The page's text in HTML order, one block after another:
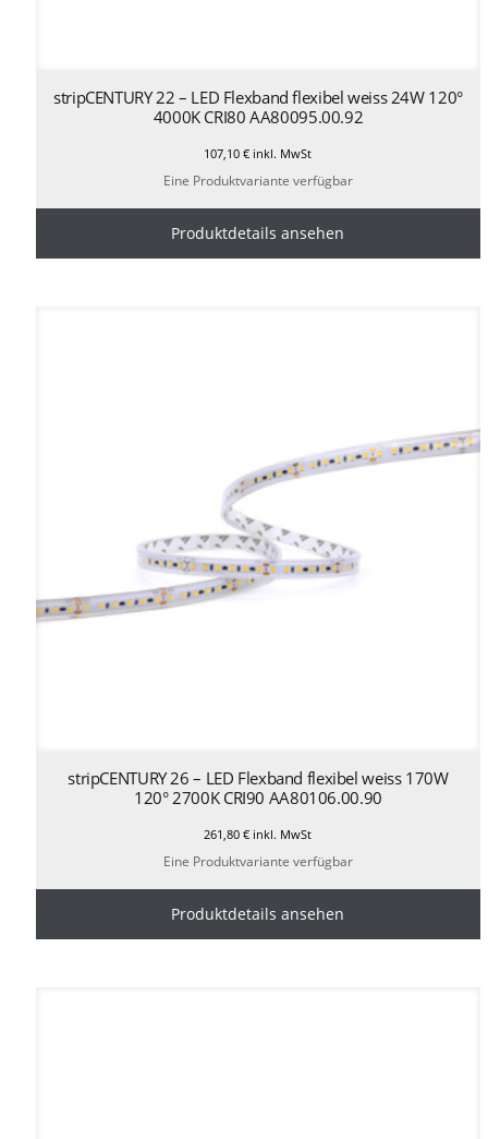
stripCENTURY 22 – LED Flexband flexibel weiss 24W 120°
4000K CRI80 AA80095.00.92
107,10€ inkl. MwSt
Eine Produktvariante verfügbar
Produktdetails ansehen
stripCENTURY 26 – LED Flexband flexibel weiss 170W
120° 2700K CRI90 AA80106.00.90
261,80€ inkl. MwSt
Eine Produktvariante verfügbar
Produktdetails ansehen